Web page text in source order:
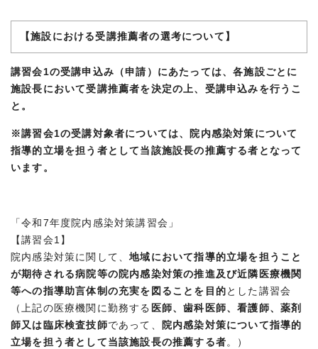
【施設における受講推薦者の選考について】
講習会1の受講申込み（申請）にあたっては、各施設ごとに
施設長において受講推薦者を決定の上、受講申込みを行うこ
と。
※講習会1の受講対象者については、院内感染対策について
指導的立場を担う者として当該施設長の推薦する者となって
います。
「令和7年度院内感染対策講習会」
【講習会1】
院内感染対策に関して、地域において指導的立場を担うこと
が期待される病院等の院内感染対策の推進及び近隣医療機関
等への指導助言体制の充実を図ることを目的 とした講習会
（上記の医療機関に勤務する 医師、歯科医師、看護師、薬剤
師又は臨床検査技師であって、
院内感染対策について指導的
立場を担う者として当該施設長の推薦する者 。）